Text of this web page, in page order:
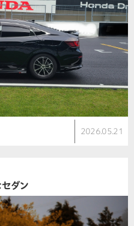
2026.05.21
ダン